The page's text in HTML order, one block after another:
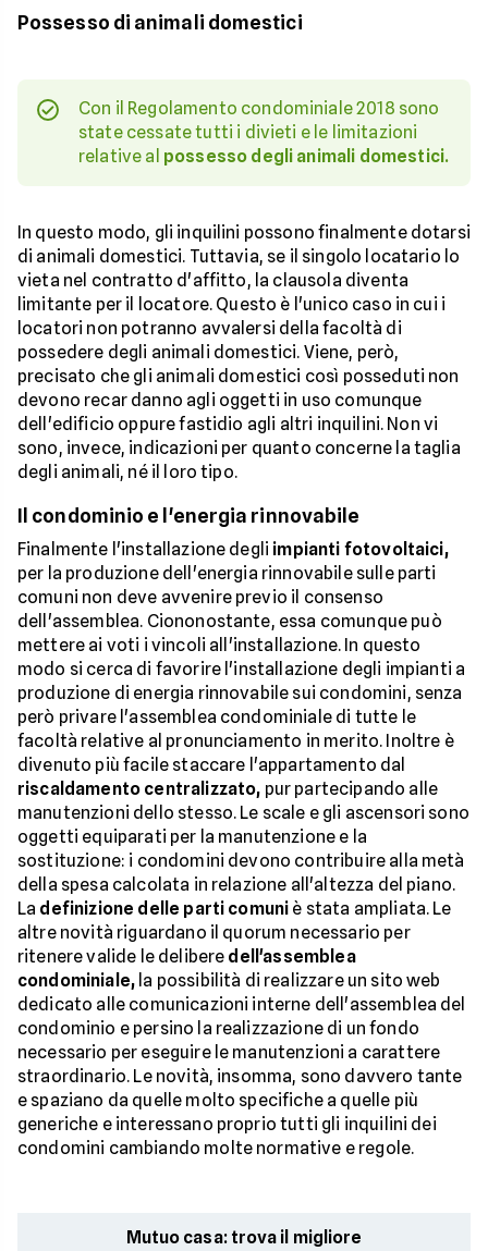
Possesso di animali domestici
Con il Regolamento condominiale 2018 sono
state cessate tutti i divieti e le limitazioni
relative al possesso degli animali domestici.
In questo modo, gli inquilini possono finalmente dotarsi
di animali domestici. Tuttavia, se il singolo locatario lo
vieta nel contratto d'affitto, la clausola diventa
limitante per il locatore. Questo è l'unico caso in cui i
locatori non potranno avvalersi della facoltà di
possedere degli animali domestici. Viene, però,
precisato che gli animali domestici così posseduti non
devono recar danno agli oggetti in uso comunque
dell'edificio oppure fastidio agli altri inquilini. Non vi
sono, invece, indicazioni per quanto concerne la taglia
degli animali, né il loro tipo.
Il condominio e l'energia rinnovabile
Finalmente l'installazione degli impianti fotovoltaici,
per la produzione dell'energia rinnovabile sulle parti
comuni non deve avvenire previo il consenso
dell'assemblea. Ciononostante, essa comunque può
mettere ai voti i vincoli all'installazione. In questo
modo si cerca di favorire l'installazione degli impianti a
produzione di energia rinnovabile sui condomini, senza
però privare l'assemblea condominiale di tutte le
facoltà relative al pronunciamento in merito. Inoltre è
divenuto più facile staccare l'appartamento dal
riscaldamento centralizzato, pur partecipando alle
manutenzioni dello stesso. Le scale e gli ascensori sono
oggetti equiparati per la manutenzione e la
sostituzione: i condomini devono contribuire alla metà
della spesa calcolata in relazione all'altezza del piano.
La definizione delle parti comuni è stata ampliata. Le
altre novità riguardano il quorum necessario per
ritenere valide le delibere dell'assemblea
condominiale, la possibilità di realizzare un sito web
dedicato alle comunicazioni interne dell'assemblea del
condominio e persino la realizzazione di un fondo
necessario per eseguire le manutenzioni a carattere
straordinario. Le novità, insomma, sono davvero tante
e spaziano da quelle molto specifiche a quelle più
generiche e interessano proprio tutti gli inquilini dei
condomini cambiando molte normative e regole.
Mutuo casa: trova il migliore